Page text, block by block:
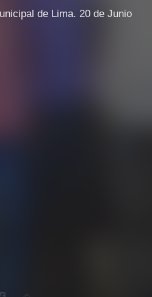
de Lima. 20 de Junio